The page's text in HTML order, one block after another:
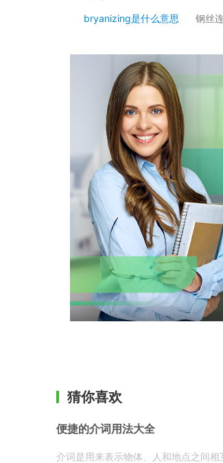
bryanizing是什么意思 钢丝
猜你喜欢
便捷的介词用法大全
介词是用来表示物体、人和地点之间